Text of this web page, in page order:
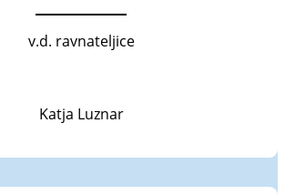
v.d. ravnateljice
Katja Luznar